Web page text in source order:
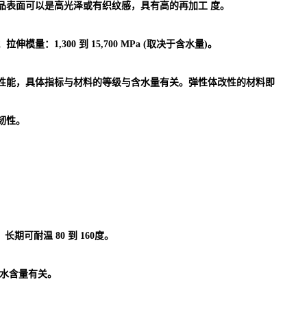
面可以是高光泽或有织纹感，具有高的再加工 度。
伸模量：1,300 到 15,700 MPa (取决于含水量)。
能，具体指标与材料的等级与含水量有关。弹性体改性的材料即
。
期可耐温 80 到 160度。
含量有关。